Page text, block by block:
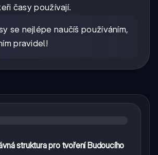
časy používají.
se nejlépe naučíš používáním,
pravidel!
struktura pro tvoření Budoucího